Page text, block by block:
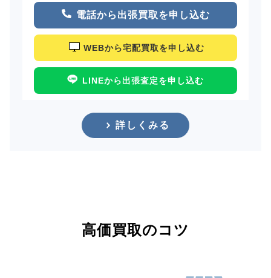
電話から出張買取を申し込む
WEBから宅配買取を申し込む
LINEから出張査定を申し込む
詳しくみる
高価買取のコツ